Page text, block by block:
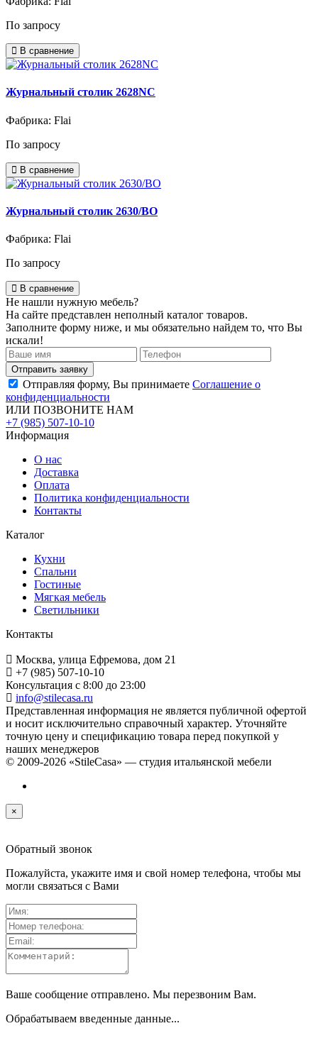
По запросу
В сравнение
Журнальный столик 2628NC
Фабрика: Flai
По запросу
В сравнение
Журнальный столик 2630/BO
Фабрика: Flai
По запросу
В сравнение
Не нашли нужную мебель?
На сайте представлен неполный каталог товаров.
Заполните форму ниже, и мы обязательно найдем то, что Вы
искали!
Отправляя форму, Вы принимаете Соглашение о
конфиденциальности
ИЛИ ПОЗВОНИТЕ НАМ
+7 (985) 507-10-10
Информация
О нас
Доставка
Оплата
Политика конфиденциальности
Контакты
Каталог
Кухни
Спальни
Гостиные
Мягкая мебель
Светильники
Контакты
Москва, улица Ефремова, дом 21
+7 (985) 507-10-10
Консультация с 8:00 до 23:00
info@stilecasa.ru
Представленная информация не является публичной офертой
и носит исключительно справочный характер. Уточняйте
точную цену и спецификацию товара перед покупкой у
наших менеджеров
© 2009-2026 «StileCasa» — студия итальянской мебели
×
Обратный звонок
Пожалуйста, укажите имя и свой номер телефона, чтобы мы
могли связаться с Вами
Ваше сообщение отправлено. Мы перезвоним Вам.
Обрабатываем введенные данные...